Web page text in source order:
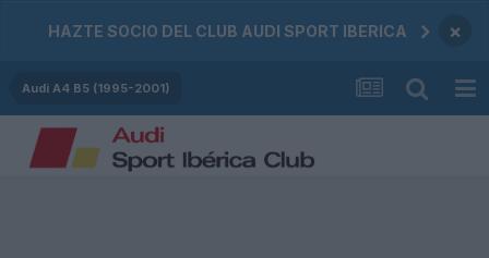
HAZTE SOCIO DEL CLUB AUDI SPORT IBERICA ×
Audi A4 B5 (1995-2001)